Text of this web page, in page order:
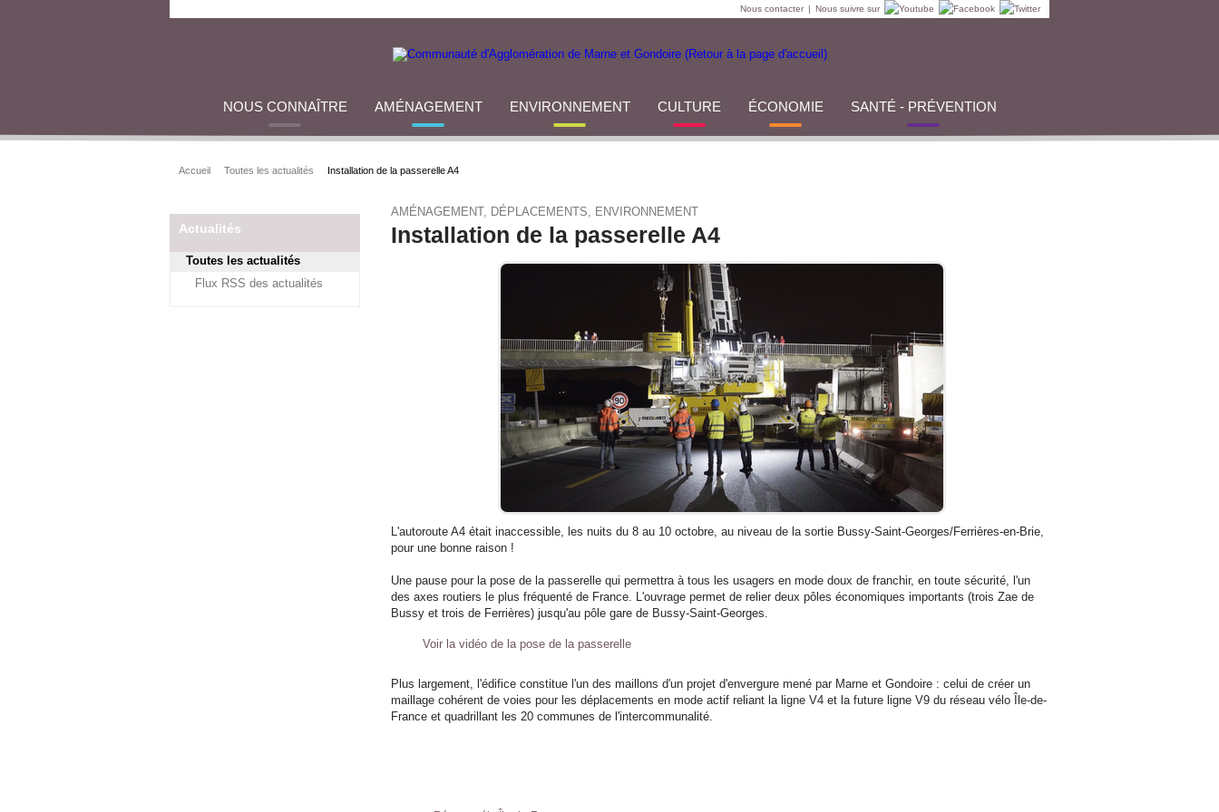
Nous contacter | Nous suivre sur
NOUS CONNAÎTRE AMÉNAGEMENT ENVIRONNEMENT CULTURE ÉCONOMIE SANTÉ - PRÉVENTION
Accueil Toutes les actualités Installation de la passerelle A4
Actualités
Toutes les actualités
Flux RSS des actualités
AMÉNAGEMENT, DÉPLACEMENTS, ENVIRONNEMENT
Installation de la passerelle A4
L'autoroute A4 était inaccessible, les nuits du 8 au 10 octobre, au niveau de la sortie Bussy-Saint-Georges/Ferrières-en-Brie,
pour une bonne raison !
Une pause pour la pose de la passerelle qui permettra à tous les usagers en mode doux de franchir, en toute sécurité, l'un
des axes routiers le plus fréquenté de France. L'ouvrage permet de relier deux pôles économiques importants (trois Zae de
Bussy et trois de Ferrières) jusqu'au pôle gare de Bussy-Saint-Georges.
Voir la vidéo de la pose de la passerelle
Plus largement, l'édifice constitue l'un des maillons d'un projet d'envergure mené par Marne et Gondoire : celui de créer un
maillage cohérent de voies pour les déplacements en mode actif reliant la ligne V4 et la future ligne V9 du réseau vélo Île-de-
France et quadrillant les 20 communes de l'intercommunalité.